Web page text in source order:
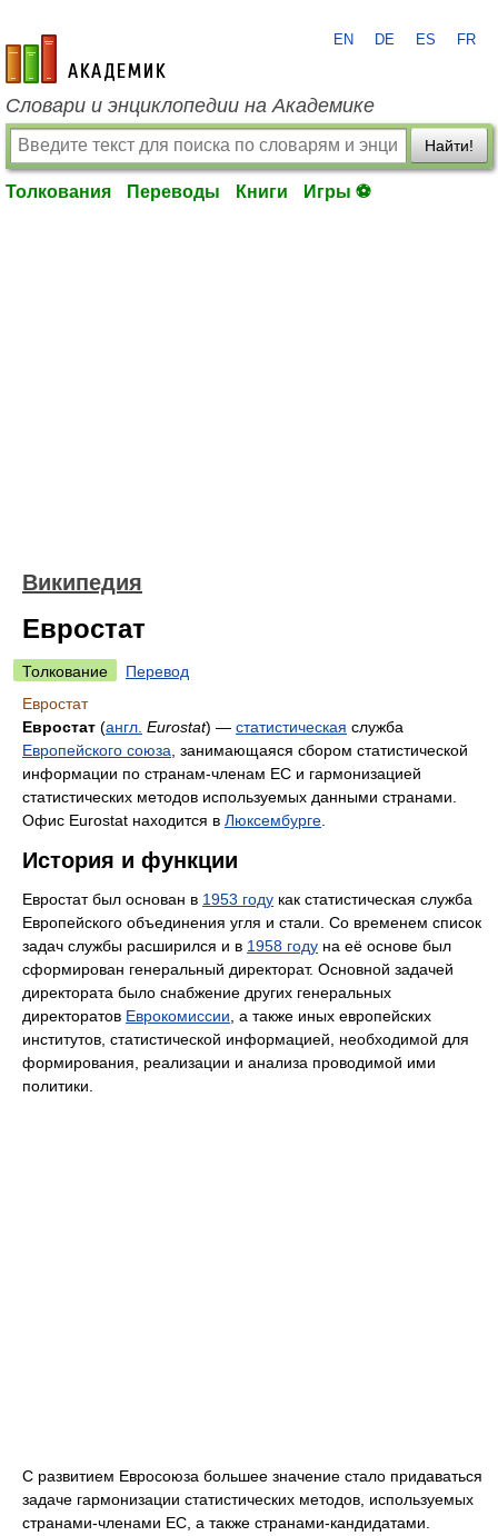
academic.ru
EN DE ES FR
Словари и энциклопедии на Академике
Найти!
Толкования Переводы Книги Игры ⚽
Википедия
Евростат
Толкование
Перевод
Евростат
Евростат (англ. Eurostat) — статистическая служба
Европейского союза , занимающаяся сбором статистической
информации по странам-членам ЕС и гармонизацией
статистических методов используемых данными странами.
Офис Eurostat находится в Люксембурге
История и функции
Евростат был основан в 1953 году как статистическая служба
Европейского объединения угля и стали. Со временем список
задач службы расширился и в 1958 году на её основе был
сформирован генеральный директорат. Основной задачей
директората было снабжение других генеральных
директоратов Еврокомиссии , а также иных европейских
институтов, статистической информацией, необходимой для
формирования, реализации и анализа проводимой ими
политики.
С развитием Евросоюза большее значение стало придаваться
задаче гармонизации статистических методов, используемых
странами-членами ЕС, а также странами-кандидатами.